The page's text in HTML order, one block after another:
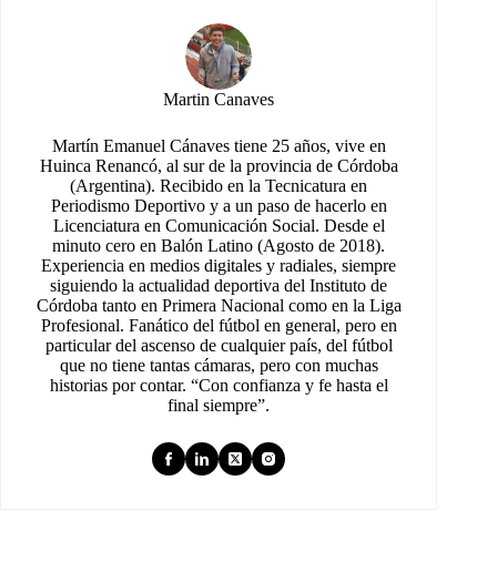
Martin Canaves
Martín Emanuel Cánaves tiene 25 años, vive en
Huinca Renancó, al sur de la provincia de Córdoba
(Argentina). Recibido en la Tecnicatura en
Periodismo Deportivo y a un paso de hacerlo en
Licenciatura en Comunicación Social. Desde el
minuto cero en Balón Latino (Agosto de 2018).
Experiencia en medios digitales y radiales, siempre
siguiendo la actualidad deportiva del Instituto de
Córdoba tanto en Primera Nacional como en la Liga
Profesional. Fanático del fútbol en general, pero en
particular del ascenso de cualquier país, del fútbol
que no tiene tantas cámaras, pero con muchas
historias por contar. “Con confianza y fe hasta el
final siempre”.